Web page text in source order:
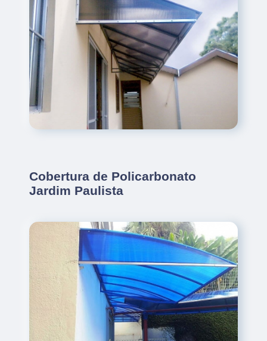
Cobertura de Policarbonato
Jardim Paulista